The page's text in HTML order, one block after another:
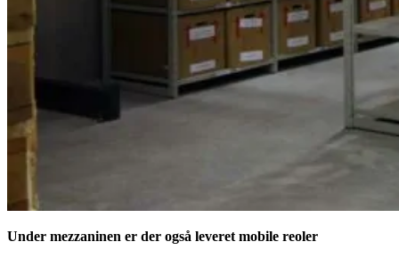
Under mezzaninen er der også leveret mobile reoler